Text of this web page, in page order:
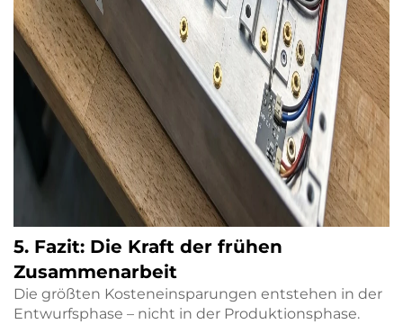
5. Fazit: Die Kraft der frühen
Zusammenarbeit
Die größten Kosteneinsparungen entstehen in der
Entwurfsphase – nicht in der Produktionsphase.